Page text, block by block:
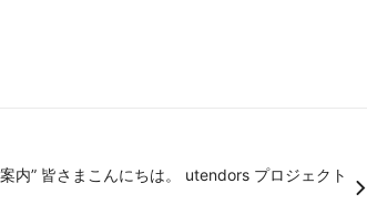
ジェクト